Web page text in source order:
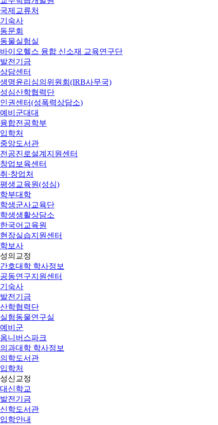
국제교류처
기숙사
동문회
동물실험실
바이오헬스 융합 신소재 교육연구단
발전기금
상담센터
생명윤리심의위원회(IRB사무국)
성심산학협력단
인권센터(성폭력상담소)
예비군대대
융합전공학부
입학처
중앙도서관
전공진로설계지원센터
창업보육센터
취·창업처
평생교육원(성심)
학부대학
학생군사교육단
학생생활상담소
한국어교육원
현장실습지원센터
학보사
성의교정
간호대학 학사정보
공동연구지원센터
기숙사
발전기금
산학협력단
실험동물연구실
예비군
옴니버스파크
의과대학 학사정보
의학도서관
입학처
성신교정
대신학교
발전기금
신학도서관
입학안내